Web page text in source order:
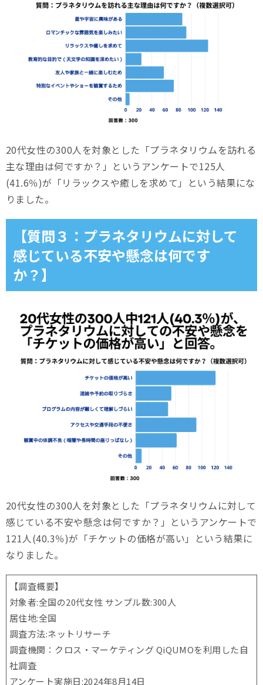
20代女性の300人を対象とした「プラネタリウムを訪れる
主な理由は何ですか？」というアンケートで125人
(41.6％)が「リラックスや癒しを求めて」という結果にな
りました。
【質問３：プラネタリウムに対して
感じている不安や懸念は何です
か？】
20代女性の300人を対象とした「プラネタリウムに対して
感じている不安や懸念は何ですか？」というアンケートで
121人(40.3％)が「チケットの価格が高い」という結果に
なりました。
【調査概要】
対象者:全国の20代女性 サンプル数:300人
居住地:全国
調査方法:ネットリサーチ
調査機関：クロス・マーケティング QiQUMOを利用した自
社調査
アンケート実施日:2024年8月14日